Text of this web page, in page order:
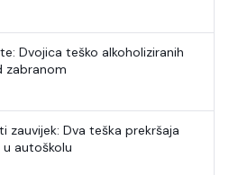
Dvojica teško alkoholiziranih
zabranom
zauvijek: Dva teška prekršaja
autoškolu